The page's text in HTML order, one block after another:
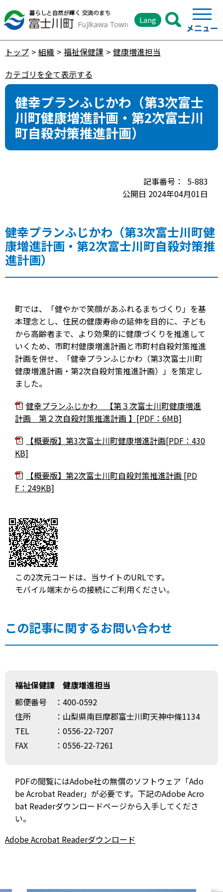
Lang
トップ 組織 福祉保健課
健康増進担当
カテゴリを全て表示する
健幸プランふじかわ（第3次富士
川町健康増進計画・第2次富士川
町自殺対策推進計画）
5-883
公開日 2024年04月01日
健幸プランふじかわ（第3次富士川町健
康増進計画・第2次富士川町自殺対策推
進計画）
町では、「健やかで笑顔があふれるまちづくり」を基
本理念とし、住民の健康寿命の延伸を目的に、子ども
から高齢者まで、より効果的に健康づくりを推進して
いくため、市町村健康増進計画と市町村自殺対策推進
計画を併せ、「健幸プランふじかわ（第3次富士川町
健康増進計画・第2次自殺対策推進計画）」を策定し
ました。
健幸プランふじかわ 【第３次富士川町健康増進
計画 第２次自殺対策推進計画 】[PDF：6MB]
【概要版】第3次富士川町健康増進計画[PDF：430
KB]
【概要版】第2次富士川町自殺対策推進計画 [PD
F：249KB]
この2次元コードは、当サイトのURLです。
モバイル端末からの接続にご利用ください。
この記事に関するお問い合わせ
福祉保健課 健康増進担当
郵便番号
：400-0592
住所
：山梨県南巨摩郡富士川町天神中條1134
TEL
：0556-22-7207
FAX
：0556-22-7261
PDFの閲覧にはAdobe社の無償のソフトウェア「Ado
be Acrobat Reader」が必要です。下記のAdobe Acro
bat Readerダウンロードページから入手してくださ
い。
Adobe Acrobat Readerダウンロード